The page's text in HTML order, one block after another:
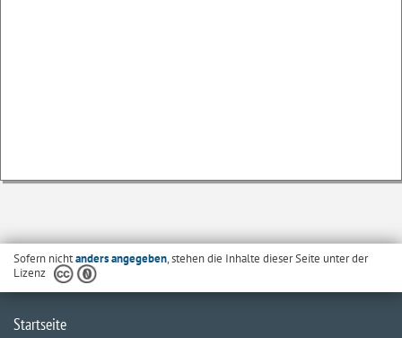
Sofern nichtanders angegeben, stehen die Inhalte dieser Seite unter der
Lizenz
Startseite